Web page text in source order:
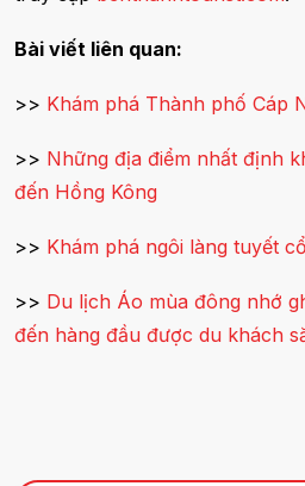
Bài viết liên quan:
>> Khám phá Thành phố Cáp
>> Những địa điểm nhất định
đến Hồng Kông
>> Khám phá ngôi làng tuyết
>> Du lịch Áo mùa đông nhớ
đến hàng đầu được du khách